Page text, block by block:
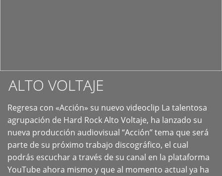
ALTO VOLTAJE
Regresa con «Acción» su nuevo videoclip La talentosa
agrupación de Hard Rock Alto Voltaje, ha lanzado su
nueva producción audiovisual “Acción” tema que será
parte de su próximo trabajo discográfico, el cual
podrás escuchar a través de su canal en la plataforma
YouTube ahora mismo y que al momento actual ya ha
+